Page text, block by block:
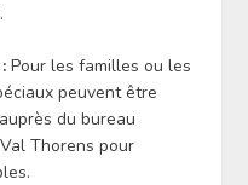
Pour les familles ou les
peuvent être
du bureau
Thorens pour